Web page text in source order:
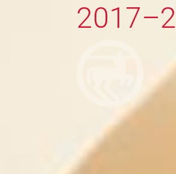
201 7–2